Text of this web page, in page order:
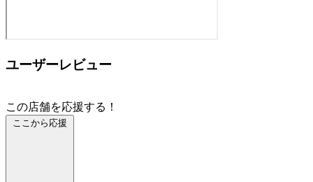
ユーザーレビュー
この店舗を応援する！
ここから応援